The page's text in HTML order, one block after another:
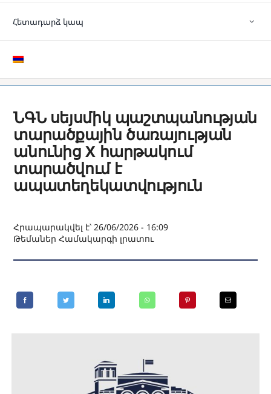
Հետադարձ կապ
ՆԳՆ սեյսմիկ պաշտպանության
տարածքային ծառայության
անունից X հարթակում
տարածվում է
ապատեղեկատվություն
Հրապարակվել է՝ 26/06/2026 - 16:09
ԹեմաներՀամակարգի լրատու